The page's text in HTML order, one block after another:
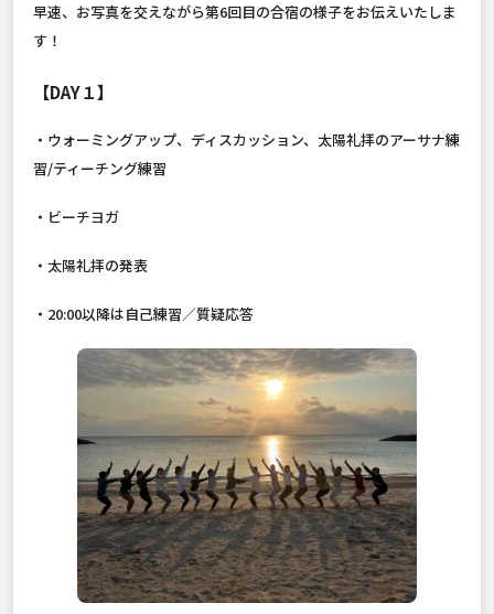
早速、お写真を交えながら第6回目の合宿の様子をお伝えいたしま
す！
【DAY１】
・ウォーミングアップ、ディスカッション、太陽礼拝のアーサナ練
習/ティーチング練習
・ビーチヨガ
・太陽礼拝の発表
・20:00以降は自己練習／質疑応答